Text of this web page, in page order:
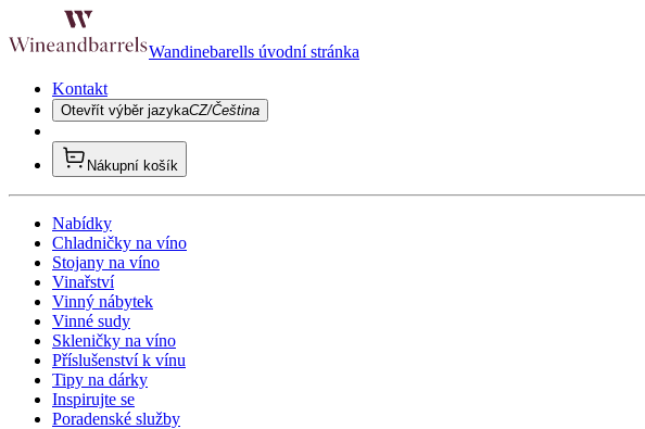
Wandinebarells úvodní stránka
Kontakt
Otevřít výběr jazykaCZ/Čeština
Nákupní košík
Nabídky
Chladničky na víno
Stojany na víno
Vinařství
Vinný nábytek
Vinné sudy
Skleničky na víno
Příslušenství k vínu
Tipy na dárky
Inspirujte se
Poradenské služby